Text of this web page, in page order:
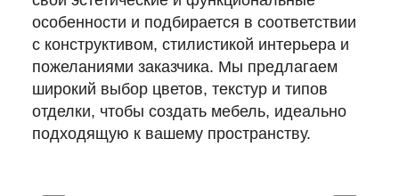
особенности и подбирается в соответствии
с конструктивом, стилистикой интерьера и
пожеланиями заказчика. Мы предлагаем
широкий выбор цветов, текстур и типов
отделки, чтобы создать мебель, идеально
подходящую к вашему пространству.